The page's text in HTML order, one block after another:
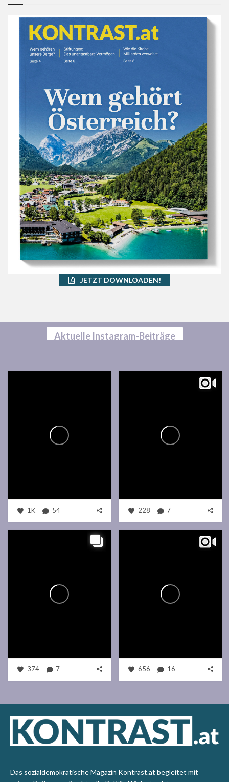
JETZT DOWNLOADEN!
Aktuelle Instagram-Beiträge
1K 54 228 7
374 7 656 16
Das sozialdemokratische Magazin Kontrast.at begleitet mit